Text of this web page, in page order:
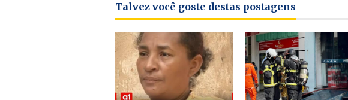
Talvez você goste destas postagens